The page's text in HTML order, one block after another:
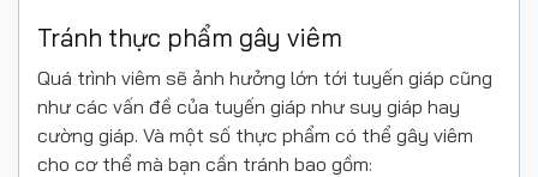
Tránh thực phẩm gây viêm
Quá trình viêm sẽ ảnh hưởng lớn tới tuyến giáp cũng
như các vấn đề của tuyến giáp như suy giáp hay
cường giáp. Và một số thực phẩm có thể gây viêm
cho cơ thể mà bạn cần tránh bao gồm: